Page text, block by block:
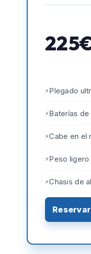
Plegado
Baterías
Cabe en el
Peso
Chasis de